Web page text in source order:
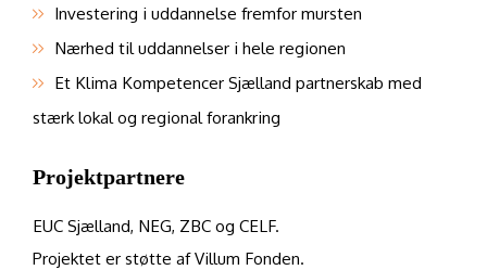
Investering i uddannelse fremfor mursten
Nærhed til uddannelser i hele regionen
Et Klima Kompetencer Sjælland partnerskab med
stærk lokal og regional forankring
Projektpartnere
EUC Sjælland, NEG, ZBC og CELF.
Projektet er støtte af Villum Fonden.